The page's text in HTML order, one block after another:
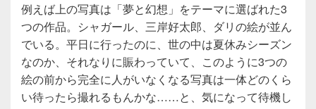
例えば上の写真は「夢と幻想」をテーマに選ばれた3
つの作品。シャガール、三岸好太郎、ダリの絵が並ん
でいる。平日に行ったのに、世の中は夏休みシーズン
なのか、それなりに賑わっていて、このように3つの
絵の前から完全に人がいなくなる写真は一体どのくら
い待ったら撮れるもんかな……と、気になって待機し